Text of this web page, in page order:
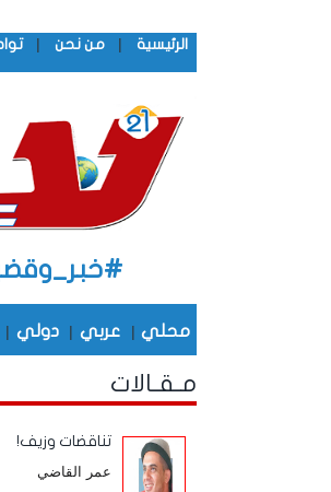
الرئيسية | من نحن |
محلي | عربي | دولي |
مـقـالات
تناقضات وزيف!
عمر القاضي